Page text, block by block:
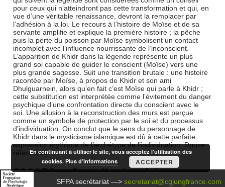
pour ceux qui n’atteindront pas cette transformation et qui, en
vue d’une véritable renaissance, devront la remplacer par
l’adhésion à la loi. Le recours à l’histoire de Moïse et de sa
servante amplifie et explique la première histoire ; la pêche
puis la perte du poisson par Moïse symbolisent un contact
incomplet avec l’influence nourrissante de l’inconscient.
L’apparition de Khidr dans la légende représente un plus
grand soi capable de guider le conscient (Moïse) vers une
plus grande sagesse. Suit une transition brutale : une histoire
racontée par Moïse, à propos de Khidr et son ami
Dhulguarnein, alors qu’en fait c’est Moïse qui parle à Khidr ;
cette substitution est interprétée comme l’évitement du danger
psychique d’une confrontation directe du conscient avec le
soi. Une allusion à la reconstruction des murs est perçue
comme un symbole de protection par le soi et du processus
d’individuation. On conclut que le sens du personnage de
Khidr dans le mysticisme islamique est dû à cette parfaite
expression mythique de l’archétype de l’individuation. Douze
références.
000250 – Contribution à la
SFPA secrétariat —>secretariat@cgjungfrance.com
En continuant à utiliser le site, vous acceptez l’utilisation des
cookies.Plus d’informations ACCEPTER